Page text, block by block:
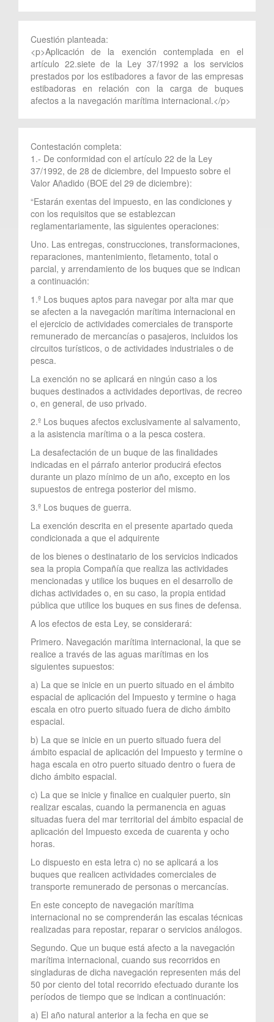
Cuestión planteada:
<p>Aplicación de la exención contemplada en el
artículo 22.siete de la Ley 37/1992 a los servicios
prestados por los estibadores a favor de las empresas
estibadoras en relación con la carga de buques
afectos a la navegación marítima internacional.</p>
Contestación completa:
1.- De conformidad con el artículo 22 de la Ley
37/1992, de 28 de diciembre, del Impuesto sobre el
Valor Añadido (BOE del 29 de diciembre):
“Estarán exentas del impuesto, en las condiciones y
con los requisitos que se establezcan
reglamentariamente, las siguientes operaciones:
Uno. Las entregas, construcciones, transformaciones,
reparaciones, mantenimiento, fletamento, total o
parcial, y arrendamiento de los buques que se indican
a continuación:
1.º Los buques aptos para navegar por alta mar que
se afecten a la navegación marítima internacional en
el ejercicio de actividades comerciales de transporte
remunerado de mercancías o pasajeros, incluidos los
circuitos turísticos, o de actividades industriales o de
pesca.
La exención no se aplicará en ningún caso a los
buques destinados a actividades deportivas, de recreo
o, en general, de uso privado.
2.º Los buques afectos exclusivamente al salvamento,
a la asistencia marítima o a la pesca costera.
La desafectación de un buque de las finalidades
indicadas en el párrafo anterior producirá efectos
durante un plazo mínimo de un año, excepto en los
supuestos de entrega posterior del mismo.
3.º Los buques de guerra.
La exención descrita en el presente apartado queda
condicionada a que el adquirente
de los bienes o destinatario de los servicios indicados
sea la propia Compañía que realiza las actividades
mencionadas y utilice los buques en el desarrollo de
dichas actividades o, en su caso, la propia entidad
pública que utilice los buques en sus fines de defensa.
A los efectos de esta Ley, se considerará:
Primero. Navegación marítima internacional, la que se
realice a través de las aguas marítimas en los
siguientes supuestos:
a) La que se inicie en un puerto situado en el ámbito
espacial de aplicación del Impuesto y termine o haga
escala en otro puerto situado fuera de dicho ámbito
espacial.
b) La que se inicie en un puerto situado fuera del
ámbito espacial de aplicación del Impuesto y termine o
haga escala en otro puerto situado dentro o fuera de
dicho ámbito espacial.
c) La que se inicie y finalice en cualquier puerto, sin
realizar escalas, cuando la permanencia en aguas
situadas fuera del mar territorial del ámbito espacial de
aplicación del Impuesto exceda de cuarenta y ocho
horas.
Lo dispuesto en esta letra c) no se aplicará a los
buques que realicen actividades comerciales de
transporte remunerado de personas o mercancías.
En este concepto de navegación marítima
internacional no se comprenderán las escalas técnicas
realizadas para repostar, reparar o servicios análogos.
Segundo. Que un buque está afecto a la navegación
marítima internacional, cuando sus recorridos en
singladuras de dicha navegación representen más del
50 por ciento del total recorrido efectuado durante los
períodos de tiempo que se indican a continuación:
a) El año natural anterior a la fecha en que se